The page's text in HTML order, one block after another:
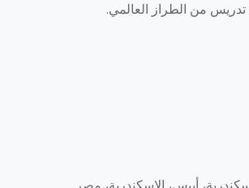
من الطراز العالمي.